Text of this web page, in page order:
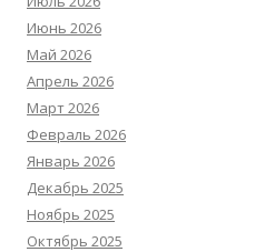
Июнь 2026
Май 2026
Апрель 2026
Март 2026
Февраль 2026
Январь 2026
Декабрь 2025
Ноябрь 2025
Октябрь 2025